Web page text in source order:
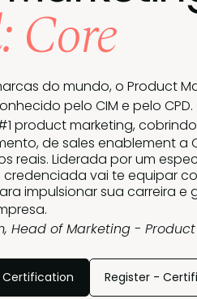
Core
do mundo, o Product
pelo CIM e pelo CPD.
product marketing,
de sales enablement a
reais. Liderada por um
credenciada vai te equipar
impulsionar sua carreira e
Head of Marketing -
Register -